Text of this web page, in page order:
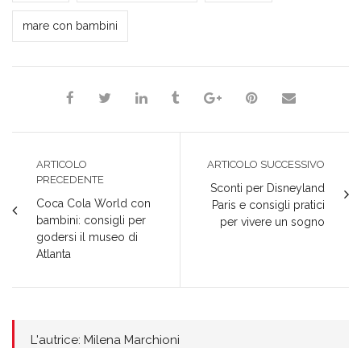
mare con bambini
ARTICOLO
PRECEDENTE
Coca Cola World con
bambini: consigli per
godersi il museo di
Atlanta
ARTICOLO SUCCESSIVO
Sconti per Disneyland
Paris e consigli pratici
per vivere un sogno
L'autrice: Milena Marchioni